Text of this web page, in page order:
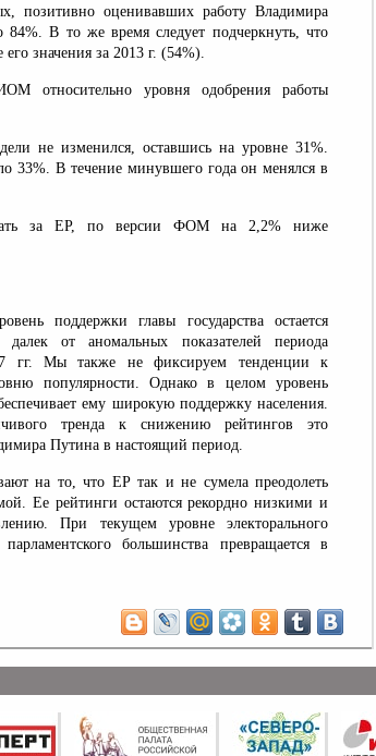
позитивно оценивавших работу Владимира
84%. В то же время следует подчеркнуть, что
значения за 2013 г. (54%).
уровня одобрения работы
не изменился, оставшись на уровне 31%.
33%. В течение минувшего года он менялся в
за ЕР, по версии ФОМ на 2,2% ниже
поддержки главы государства остается
от аномальных показателей периода
гг. Мы также не фиксируем тенденции к
популярности. Однако в целом уровень
ему широкую поддержку населения.
тренда к снижению рейтингов это
Путина в настоящий период.
на то, что ЕР так и не сумела преодолеть
Ее рейтинги остаются рекордно низкими и
При текущем уровне электорального
большинства превращается в